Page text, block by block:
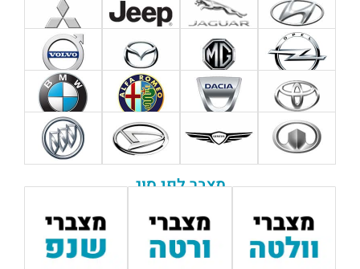
מצבר לפי סוג